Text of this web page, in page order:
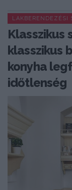
LAKBERENDEZÉSI
Klasszikus
klasszikus
konyha
időtlenség